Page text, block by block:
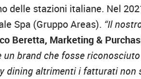
delle stazioni italiane. Nel
Spa (Gruppo Areas). “Il
Beretta, Marketing &
un brand che fosse
dining altrimenti i fatturati non